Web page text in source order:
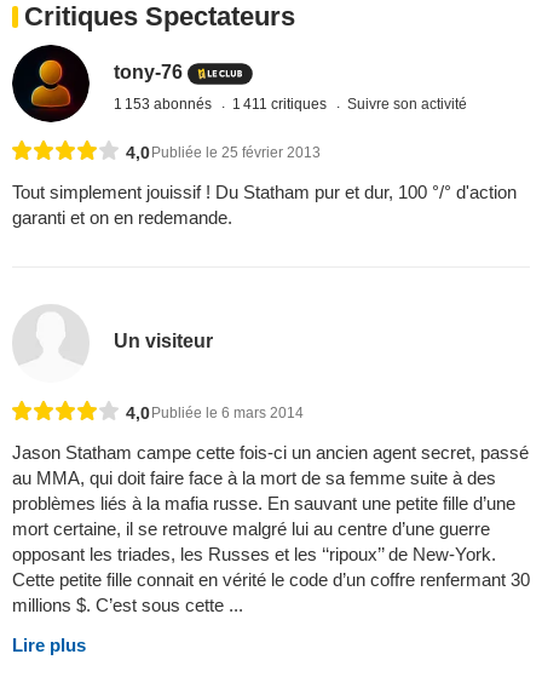
Critiques Spectateurs
tony-76
1 153 abonnés 1 411 critiques Suivre son activité
4,0 Publiée le 25 février 2013
Tout simplement jouissif ! Du Statham pur et dur, 100 °/° d'action
garanti et on en redemande.
Un visiteur
4,0Publiée le 6 mars 2014
Jason Statham campe cette fois-ci un ancien agent secret, passé
au MMA, qui doit faire face à la mort de sa femme suite à des
problèmes liés à la mafia russe. En sauvant une petite fille d’une
mort certaine, il se retrouve malgré lui au centre d’une guerre
opposant les triades, les Russes et les ‘‘ripoux’’ de New-York.
Cette petite fille connait en vérité le code d’un coffre renfermant 30
millions $. C’est sous cette ...
Lire plus